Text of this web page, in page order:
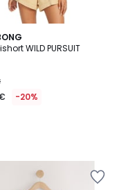
WILD PURSUIT
-20%